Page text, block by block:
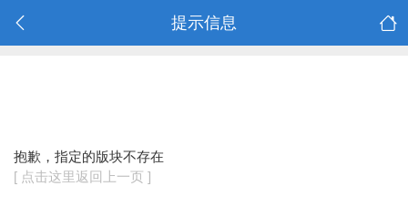
提示信息
抱歉，指定的版块不存在
[ 点击这里返回上一页 ]